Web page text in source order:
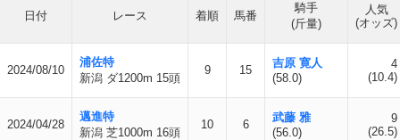
日付 レース 着順 馬番
騎手
(斤量)
人気
(オッズ)
2024/08/10
浦佐特
新潟 ダ1200m 15頭
9 15
吉原 寛人
(58.0)
4
(10.4)
2024/04/28
邁進特
新潟 芝1000m 16頭
10 6
武藤 雅
(56.0)
9
(26.5)